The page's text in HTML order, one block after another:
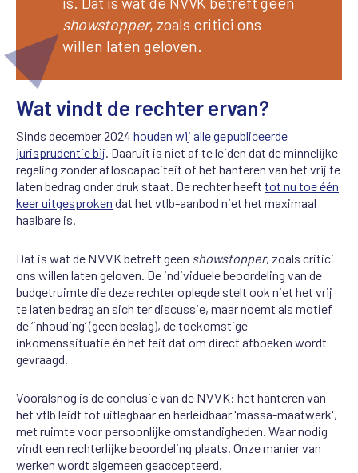
showstopper, zoals critici ons
willen laten geloven.
Wat vindt de rechter ervan?
Sinds december 2024 houden wij alle gepubliceerde
jurisprudentie bij. Daaruit is niet af te leiden dat de minnelijke
regeling zonder afloscapaciteit of het hanteren van het vrij te
laten bedrag onder druk staat. De rechter heeft tot nu toe één
keer uitgesproken dat het vtlb-aanbod niet het maximaal
haalbare is.
Dat is wat de NVVK betreft geen showstopper, zoals critici
ons willen laten geloven. De individuele beoordeling van de
budgetruimte die deze rechter oplegde stelt ook niet het vrij
te laten bedrag an sich ter discussie, maar noemt als motief
de ‘inhouding’ (geen beslag), de toekomstige
inkomenssituatie én het feit dat om direct afboeken wordt
gevraagd.
Vooralsnog is de conclusie van de NVVK: het hanteren van
het vtlb leidt tot uitlegbaar en herleidbaar 'massa-maatwerk',
met ruimte voor persoonlijke omstandigheden. Waar nodig
vindt een rechterlijke beoordeling plaats. Onze manier van
werken wordt algemeen geaccepteerd.